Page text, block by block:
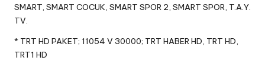
SMART, SMART COCUK, SMART SPOR 2, SMART SPOR, T.A.Y.
TV.
* TRT HD PAKET; 11054 V 30000; TRT HABER HD, TRT HD,
TRT1 HD